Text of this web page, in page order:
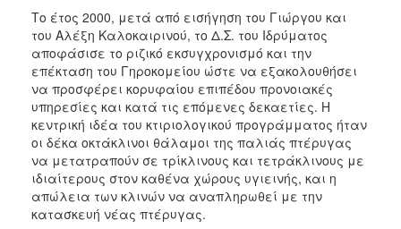
Το έτος 2000, μετά από εισήγηση του Γιώργου και
του Αλέξη Καλοκαιρινού, το Δ.Σ. του Ιδρύματος
αποφάσισε το ριζικό εκσυγχρονισμό και την
επέκταση του Γηροκομείου ώστε να εξακολουθήσει
να προσφέρει κορυφαίου επιπέδου προνοιακές
υπηρεσίες και κατά τις επόμενες δεκαετίες. Η
κεντρική ιδέα του κτιριολογικού προγράμματος ήταν
οι δέκα οκτάκλινοι θάλαμοι της παλιάς πτέρυγας
να μετατραπούν σε τρίκλινους και τετράκλινους με
ιδιαίτερους στον καθένα χώρους υγιεινής, και η
απώλεια των κλινών να αναπληρωθεί με την
κατασκευή νέας πτέρυγας.